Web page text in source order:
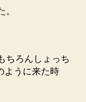
ちろんしょっち
ように来た時